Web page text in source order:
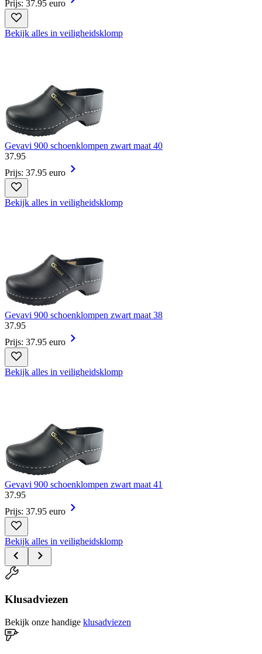
Prijs: 37.95 euro
Bekijk alles in veiligheidsklomp
Gevavi 900 schoenklompen zwart maat 40
37.95
Prijs: 37.95 euro
Bekijk alles in veiligheidsklomp
Gevavi 900 schoenklompen zwart maat 38
37.95
Prijs: 37.95 euro
Bekijk alles in veiligheidsklomp
Gevavi 900 schoenklompen zwart maat 41
37.95
Prijs: 37.95 euro
Bekijk alles in veiligheidsklomp
Klusadviezen
Bekijk onze handige klusadviezen